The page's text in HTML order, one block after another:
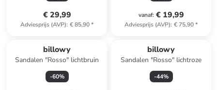
€ 29,99
Adviesprijs (AVP): € 85,90*
vanaf: € 19,99
Adviesprijs (AVP): € 75,90*
billowy
Sandalen "Rosso" lichtbruin
-60%
billowy
Sandalen "Rosso" lichtroze
-44%